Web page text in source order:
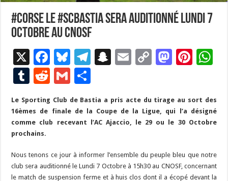
#Corse le #ScBastia sera auditionné lundi 7
octobre au CNOSF
X
F
ac
e
b
o
k
Bl
u
es
ky
T
gr
a
S
p
c
at
E
l
C
y
Li
k
M
d
o
Pi
es
t
p
T
m
bl
r
R
e
d
di
G
m
ai
l
ar
ta
g
Le Sporting Club de Bastia a pris acte du tirage au sort des
16èmes de finale de la Coupe de la Ligue, qui l’a désigné
comme club recevant l’AC Ajaccio, le 29 ou le 30 Octobre
prochains.
Nous tenons ce jour à informer l’ensemble du peuple bleu que notre
club sera auditionné le Lundi 7 Octobre à 15h30 au CNOSF, concernant
le match de suspension ferme et à huis clos dont il a écopé devant la